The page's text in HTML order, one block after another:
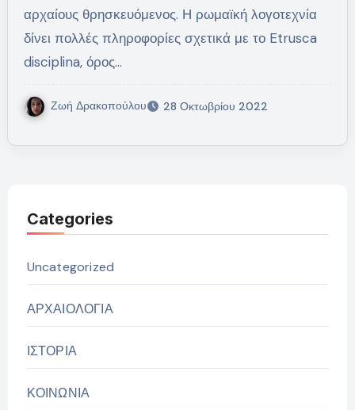
αρχαίους θρησκευόμενος. Η ρωμαϊκή λογοτεχνία
δίνει πολλές πληροφορίες σχετικά με το Etrusca
disciplina, όρος…
Ζωή Δρακοπούλου 28 Οκτωβρίου 2022
Categories
Uncategorized
ΑΡΧΑΙΟΛΟΓΙΑ
ΙΣΤΟΡΙΑ
ΚΟΙΝΩΝΙΑ